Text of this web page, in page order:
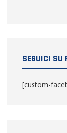
SEGUICI SU
[custom-